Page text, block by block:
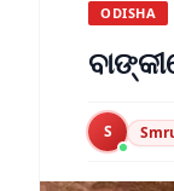
ODISHA
S